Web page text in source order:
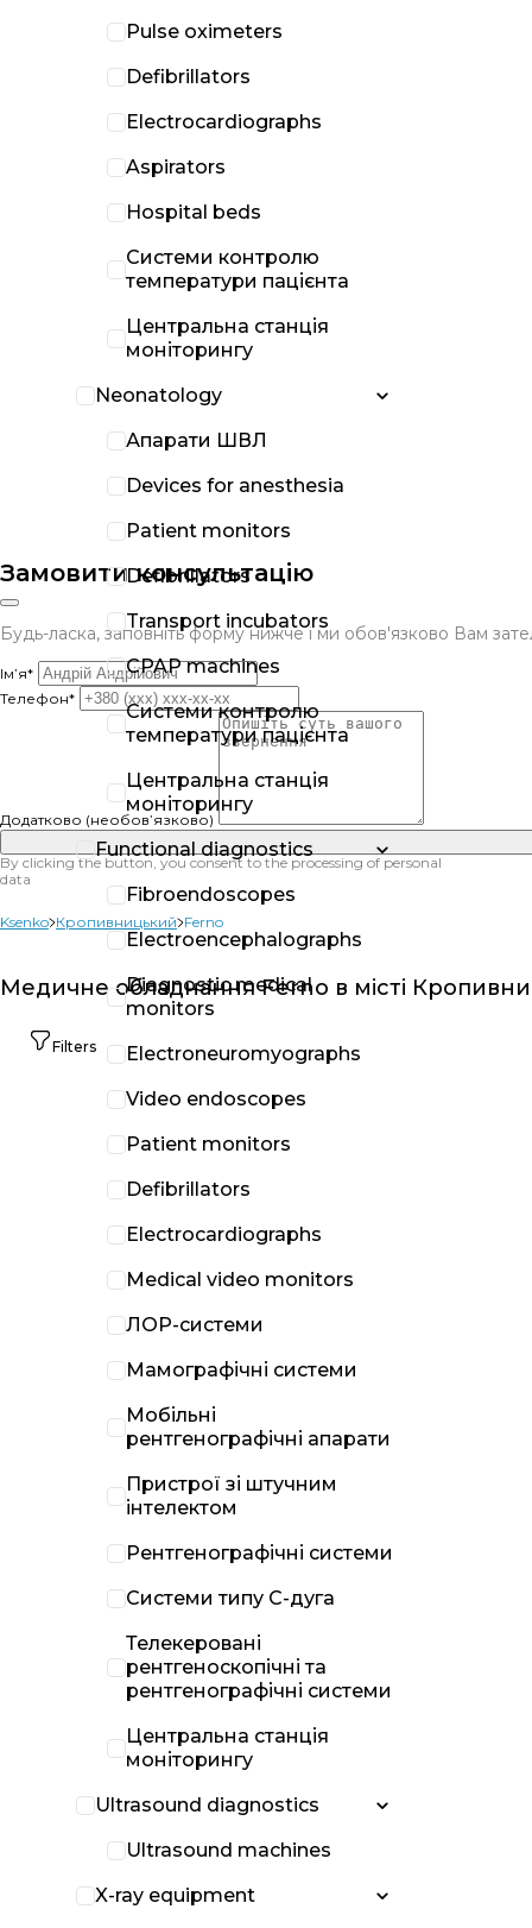
Замовити консультацію
Будь-ласка, заповніть форму нижче і ми обов'язково Вам
Ім’я*
Телефон*
Додатково (необов’язково)
By clicking the button, you consent to the processing of personal
data
Ksenko Кропивницький Ferno
Медичне обладнання Ferno в місті
Filters
Pulse oximeters
Defibrillators
Electrocardiographs
Aspirators
Hospital beds
Системи контролю
температури пацієнта
Центральна станція
моніторингу
Neonatology
Апарати ШВЛ
Devices for anesthesia
Patient monitors
Defibrillators
Transport incubators
CPAP machines
Системи контролю
температури пацієнта
Центральна станція
моніторингу
Functional diagnostics
Fibroendoscopes
Electroencephalographs
Diagnostic medical
monitors
Electroneuromyographs
Video endoscopes
Patient monitors
Defibrillators
Electrocardiographs
Medical video monitors
ЛОР-системи
Мамографічні системи
Мобільні
рентгенографічні апарати
Пристрої зі штучним
інтелектом
Рентгенографічні системи
Системи типу С-дуга
Телекеровані
рентгеноскопічні та
рентгенографічні системи
Центральна станція
моніторингу
Ultrasound diagnostics
Ultrasound machines
X-ray equipment